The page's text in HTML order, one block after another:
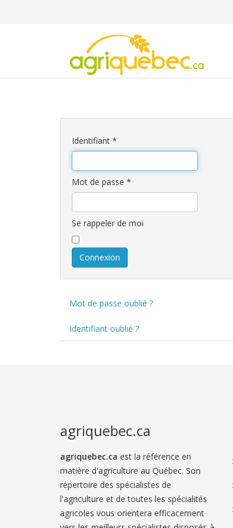
Identifiant *
Mot de passe *
Se rappeler de moi
Connexion
Mot de passe oublié ?
Identifiant oublié ?
agriquebec.ca
agriquebec.ca est la référence en
matière d'agriculture au Québec. Son
répertoire des spécialistes de
l'agriculture et de toutes les spécialités
agricoles vous orientera efficacement